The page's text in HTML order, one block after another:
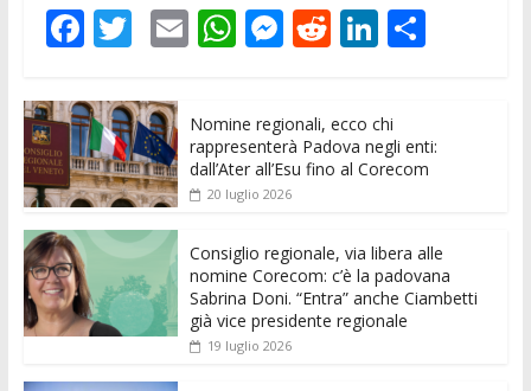
F
e
b
o
o
k
T
itt
er
E
l
W
s
A
p
p
M
ss
e
n
er
R
di
t
Li
k
e
dI
C
di
vi
Nomine regionali, ecco chi
rappresenterà Padova negli enti:
dall’Ater all’Esu fino al Corecom
20 luglio 2026
Consiglio regionale, via libera alle
nomine Corecom: c’è la padovana
Sabrina Doni. “Entra” anche Ciambetti
già vice presidente regionale
19 luglio 2026